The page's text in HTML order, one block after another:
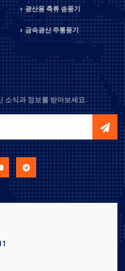
광산용 축류 송풍기
금속광산 주통풍기
소식과 정보를 받아보세요.